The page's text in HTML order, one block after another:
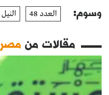
وسوم: العدد 48 النيل
مقالات منمصر